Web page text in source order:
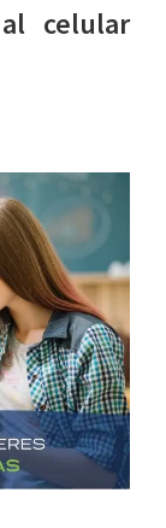
celular